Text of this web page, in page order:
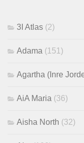
3I Atlas (2)
Adama (151)
Agartha (Inre
AiA Maria (36)
Aisha North (32)